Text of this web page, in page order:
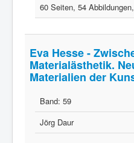
60 Seiten, 54
Eva Hesse -
Materialästhetik.
Materialien der
Band: 59
Jörg Daur